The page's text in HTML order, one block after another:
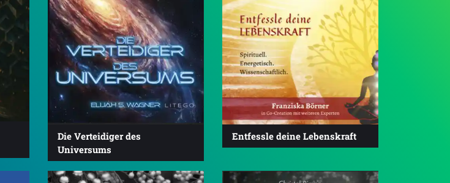
Die Verteidiger des
Universums
Entfessle deine Lebenskraft